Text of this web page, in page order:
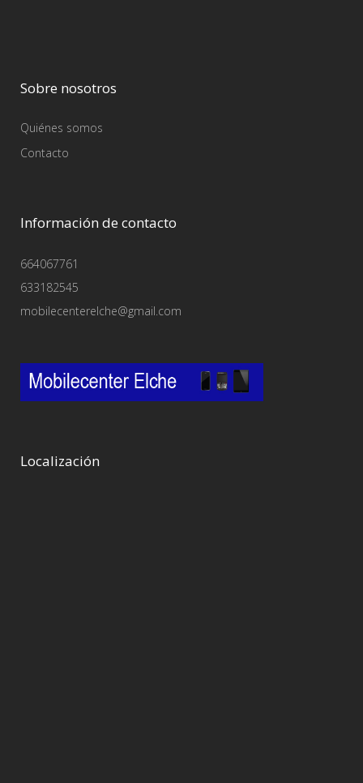
Sobre nosotros
Quiénes somos
Contacto
Información de contacto
664067761
633182545
mobilecenterelche@gmail.com
Localización